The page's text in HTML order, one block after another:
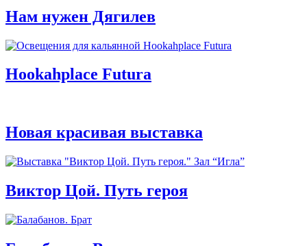
Нам нужен Дягилев
Hookahplace Futura
Новая красивая выставка
Виктор Цой. Путь героя